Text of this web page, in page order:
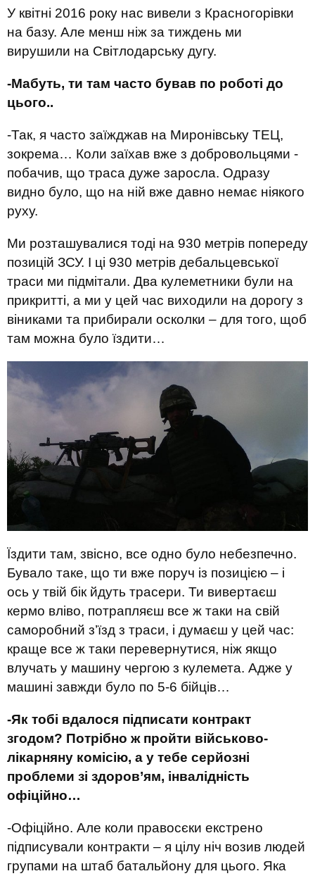
У квітні 2016 року нас вивели з Красногорівки
на базу. Але менш ніж за тиждень ми
вирушили на Світлодарську дугу.
-Мабуть, ти там часто бував по роботі до
цього..
-Так, я часто заїжджав на Миронівську ТЕЦ,
зокрема… Коли заїхав вже з добровольцями -
побачив, що траса дуже заросла. Одразу
видно було, що на ній вже давно немає ніякого
руху.
Ми розташувалися тоді на 930 метрів попереду
позицій ЗСУ. І ці 930 метрів дебальцевської
траси ми підмітали. Два кулеметники були на
прикритті, а ми у цей час виходили на дорогу з
віниками та прибирали осколки – для того, щоб
там можна було їздити…
Їздити там, звісно, все одно було небезпечно.
Бувало таке, що ти вже поруч із позицією – і
ось у твій бік йдуть трасери. Ти вивертаєш
кермо вліво, потрапляєш все ж таки на свій
саморобний з’їзд з траси, і думаєш у цей час:
краще все ж таки перевернутися, ніж якщо
влучать у машину чергою з кулемета. Адже у
машині завжди було по 5-6 бійців…
-Як тобі вдалося підписати контракт
згодом? Потрібно ж пройти військово-
лікарняну комісію, а у тебе серйозні
проблеми зі здоров’ям, інвалідність
офіційно…
-Офіційно. Але коли правосєки екстрено
підписували контракти – я цілу ніч возив людей
групами на штаб батальйону для цього. Яка